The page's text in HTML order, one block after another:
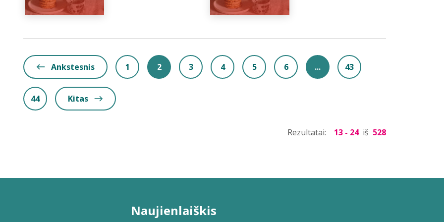
Ankstesnis 1 2 3 4 5 6 ... 43
44 Kitas
Rezultatai: 13 - 24 iš 528
Naujienlaiškis